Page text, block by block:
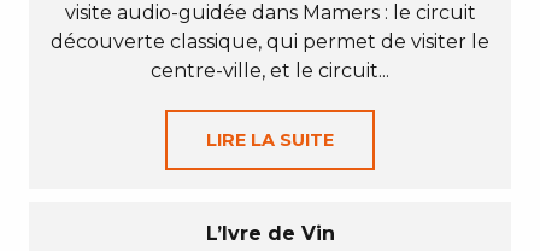
visite audio-guidée dans Mamers : le circuit
découverte classique, qui permet de visiter le
centre-ville, et le circuit...
LIRE LA SUITE
L’Ivre de Vin